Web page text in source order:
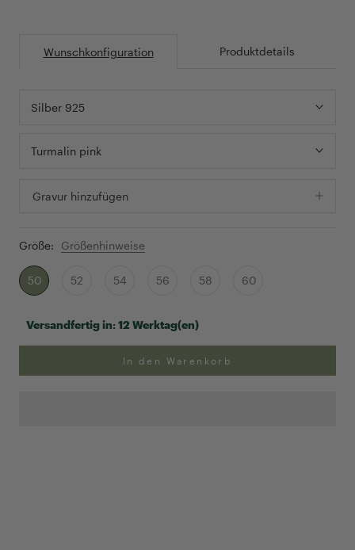
Wunschkonfiguration Produktdetails
Silber 925
Turmalin pink
Gravur hinzufügen
Größe: Größenhinweise
50 52 54 56 58 60
Versandfertig in:12 Werktag(en)
In den Warenkorb